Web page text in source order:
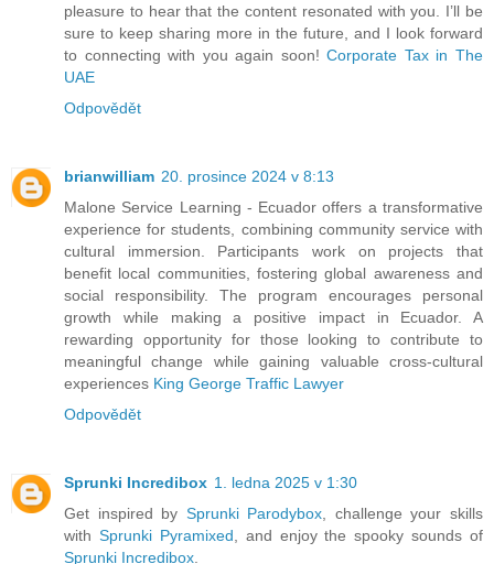
pleasure to hear that the content resonated with you. I’ll be
sure to keep sharing more in the future, and I look forward
to connecting with you again soon!Corporate Tax in The
UAE
Odpovědět
brianwilliam 20. prosince 2024 v 8:13
Malone Service Learning - Ecuador offers a transformative
experience for students, combining community service with
cultural immersion. Participants work on projects that
benefit local communities, fostering global awareness and
social responsibility. The program encourages personal
growth while making a positive impact in Ecuador. A
rewarding opportunity for those looking to contribute to
meaningful change while gaining valuable cross-cultural
experiences King George Traffic Lawyer
Odpovědět
Sprunki Incredibox 1. ledna 2025 v 1:30
Get inspired by Sprunki Parodybox , challenge your skills
with Sprunki Pyramixed , and enjoy the spooky sounds of
Sprunki Incredibox